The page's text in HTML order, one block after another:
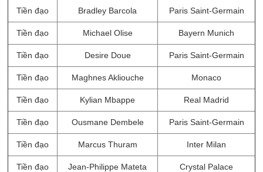
Tiền đạo Bradley Barcola Paris Saint-Germain
Tiền đạo Michael Olise Bayern Munich
Tiền đạo Desire Doue Paris Saint-Germain
Tiền đạo Maghnes Akliouche Monaco
Tiền đạo Kylian Mbappe Real Madrid
Tiền đạo Ousmane Dembele Paris Saint-Germain
Tiền đạo Marcus Thuram Inter Milan
Tiền đạo Jean-Philippe Mateta Crystal Palace